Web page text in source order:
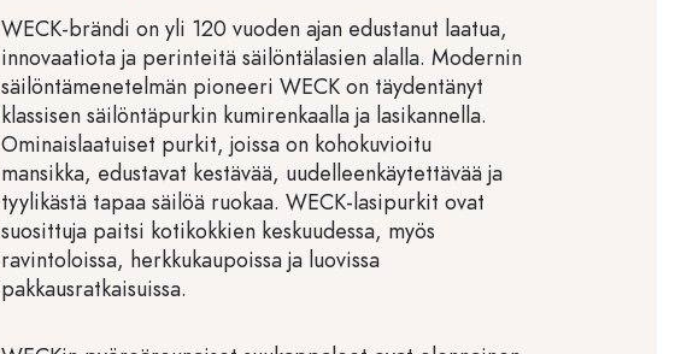
WECK-brändi on yli 120 vuoden ajan edustanut laatua,
innovaatiota ja perinteitä säilöntälasien alalla. Modernin
säilöntämenetelmän pioneeri WECK on täydentänyt
klassisen säilöntäpurkin kumirenkaalla ja lasikannella.
Ominaislaatuiset purkit, joissa on kohokuvioitu
mansikka, edustavat kestävää, uudelleenkäytettävää ja
tyylikästä tapaa säilöä ruokaa. WECK-lasipurkit ovat
suosittuja paitsi kotikokkien keskuudessa, myös
ravintoloissa, herkkukaupoissa ja luovissa
pakkausratkaisuissa.